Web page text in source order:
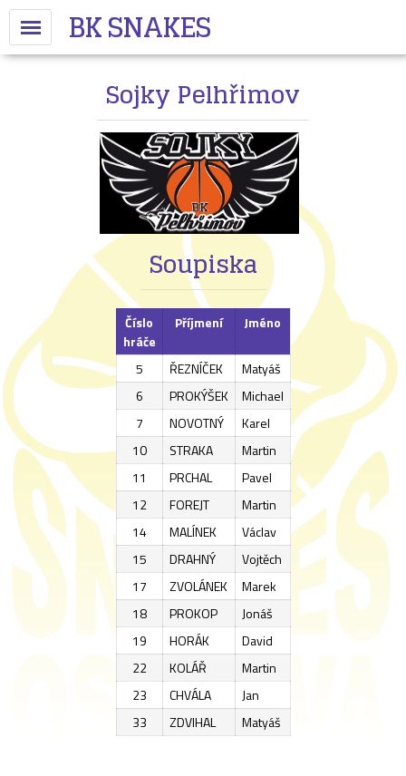
BK SNAKES
Sojky Pelhřimov
Soupiska
Číslo
hráče
Příjmení Jméno
5 ŘEZNÍČEK
Matyáš
6
PROKÝŠEK
Michael
7
NOVOTNÝ
Karel
10
STRAKA
Martin
11
PRCHAL
Pavel
12
FOREJT
Martin
14
MALÍNEK
Václav
15
DRAHNÝ
Vojtěch
17
ZVOLÁNEK
Marek
18
PROKOP
Jonáš
19
HORÁK
David
22
KOLÁŘ
Martin
23
CHVÁLA
Jan
33
ZDVIHAL Matyáš